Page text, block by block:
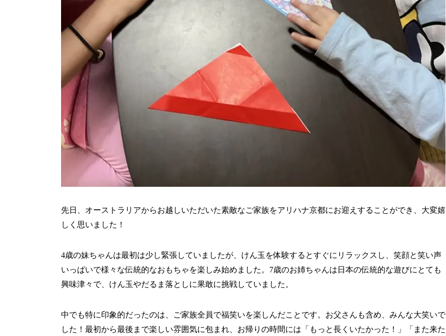
先日、オーストラリアからお越しいただいた素敵なご家族をアリハナ京都にお迎えすることができ、大変嬉
しく思いました！
4歳の妹ちゃんは最初は少し緊張していましたが、けん玉を体験するとすぐにリラックスし、笑顔と笑い声
いっぱいで様々な伝統的なおもちゃを楽しみ始めました。7歳のお姉ちゃんは日本の伝統的な遊びにとても
興味津々で、けん玉やだるま落としに果敢に挑戦していました。
中でも特に印象的だったのは、ご家族全員で福笑いを楽しんだことです。お父さんも含め、みんな大笑いで
した！最初から最後まで楽しい雰囲気に包まれ、お帰りの時間には「もっと長くいたかった！」「また来た